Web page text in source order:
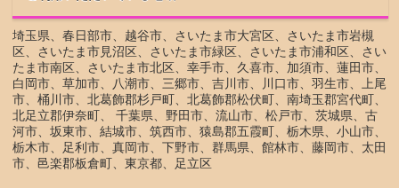
埼玉県、春日部市、越谷市、さいたま市大宮区、さいたま市岩槻
区、さいたま市見沼区、さいたま市緑区、さいたま市浦和区、さい
たま市南区、さいたま市北区、幸手市、久喜市、加須市、蓮田市、
白岡市、草加市、八潮市、三郷市、吉川市、川口市、羽生市、上尾
市、桶川市、北葛飾郡杉戸町、北葛飾郡松伏町、南埼玉郡宮代町、
北足立郡伊奈町、 千葉県、野田市、流山市、松戸市、茨城県、古
河市、坂東市、結城市、筑西市、猿島郡五霞町、栃木県、小山市、
栃木市、足利市、真岡市、下野市、群馬県、館林市、藤岡市、太田
市、邑楽郡板倉町、東京都、足立区